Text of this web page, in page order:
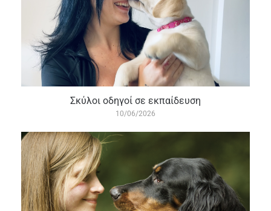
Σκύλοι οδηγοί σε εκπαίδευση
10/06/2026